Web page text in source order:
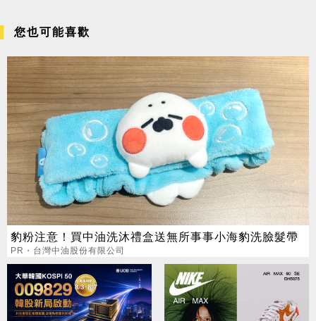
您也可能喜歡
豹粉注意！買中油洗沐禮盒送無所事事小海豹洗臉髮帶
PR・台灣中油股份有限公司